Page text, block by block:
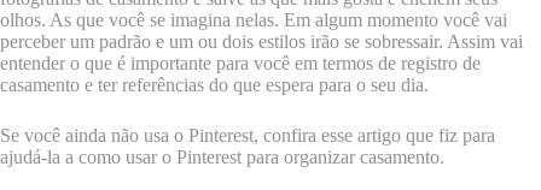
olhos. As que você se imagina nelas. Em algum momento você vai
perceber um padrão e um ou dois estilos irão se sobressair. Assim vai
entender o que é importante para você em termos de registro de
casamento e ter referências do que espera para o seu dia.
Se você ainda não usa o Pinterest, confira esse artigo que fiz para
ajudá-la a como usar o Pinterest para organizar casamento.